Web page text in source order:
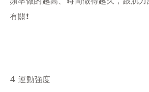
有關❗️​
4️. 運動強度​